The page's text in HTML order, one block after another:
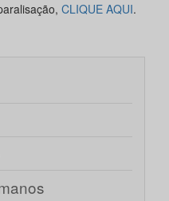
CLIQUE AQUI.